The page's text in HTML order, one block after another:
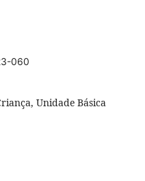
060
Unidade Básica